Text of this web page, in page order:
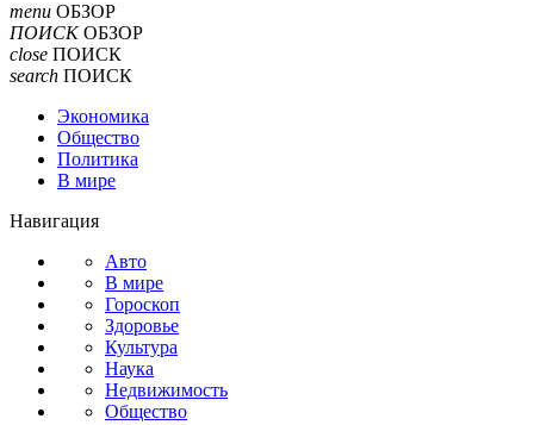
menu ОБЗОР
ПОИСК ОБЗОР
close ПОИСК
search ПОИСК
Экономика
Общество
Политика
В мире
Навигация
Авто
В мире
Гороскоп
Здоровье
Культура
Наука
Недвижимость
Общество